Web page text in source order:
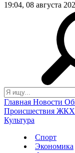
19:04, 08 августа
Главная Новости
Происшествия ЖКХ
Культура
Спорт
Экономика